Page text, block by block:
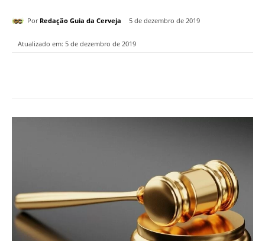
Por Redação Guia da Cerveja 5 de dezembro de 2019
Atualizado em: 5 de dezembro de 2019